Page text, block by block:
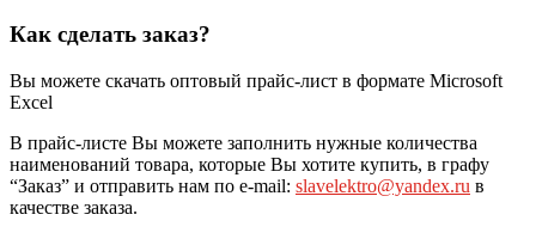
Как сделать заказ?
Вы можете скачать оптовый прайс-лист в формате Microsoft
Excel
В прайс-листе Вы можете заполнить нужные количества
наименований товара, которые Вы хотите купить, в графу
“Заказ” и отправить нам по e-mail: slavelektro@yandex.ru в
качестве заказа.